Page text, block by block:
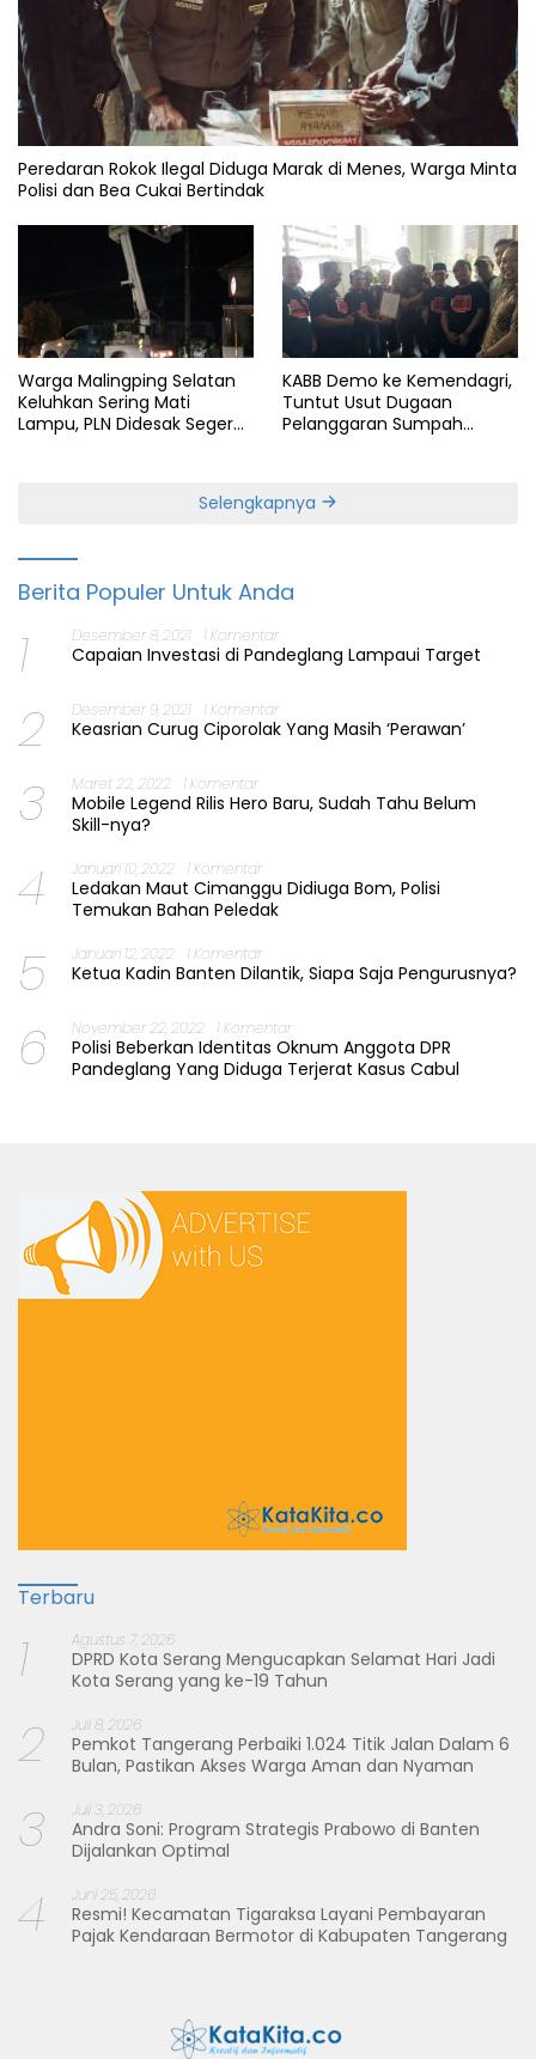
Peredaran Rokok Ilegal Diduga Marak di Menes, Warga Minta
Polisi dan Bea Cukai Bertindak
Warga Malingping Selatan
Keluhkan Sering Mati
Lampu, PLN Didesak Segera
KABB Demo ke Kemendagri,
Tuntut Usut Dugaan
Pelanggaran Sumpah
Selengkapnya
Berita Populer Untuk Anda
1 Desember 8, 2021 1 Komentar
Capaian Investasi di Pandeglang Lampaui Target
2 Desember 9, 2021 1 Komentar
Keasrian Curug Ciporolak Yang Masih ‘Perawan’
3 Maret 22, 2022 1 Komentar
Mobile Legend Rilis Hero Baru, Sudah Tahu Belum
Skill-nya?
4 Januari 10, 2022 1 Komentar
Ledakan Maut Cimanggu Didiuga Bom, Polisi
Temukan Bahan Peledak
5 Januari 12, 2022 1 Komentar
Ketua Kadin Banten Dilantik, Siapa Saja Pengurusnya?
6 November 22, 2022 1 Komentar
Polisi Beberkan Identitas Oknum Anggota DPR
Pandeglang Yang Diduga Terjerat Kasus Cabul
Terbaru
1 Agustus 7, 2026
DPRD Kota Serang Mengucapkan Selamat Hari Jadi
Kota Serang yang ke-19 Tahun
2 Juli 8, 2026
Pemkot Tangerang Perbaiki 1.024 Titik Jalan Dalam 6
Bulan, Pastikan Akses Warga Aman dan Nyaman
3 Juli 3, 2026
Andra Soni: Program Strategis Prabowo di Banten
Dijalankan Optimal
4 Juni 25, 2026
Resmi! Kecamatan Tigaraksa Layani Pembayaran
Pajak Kendaraan Bermotor di Kabupaten Tangerang